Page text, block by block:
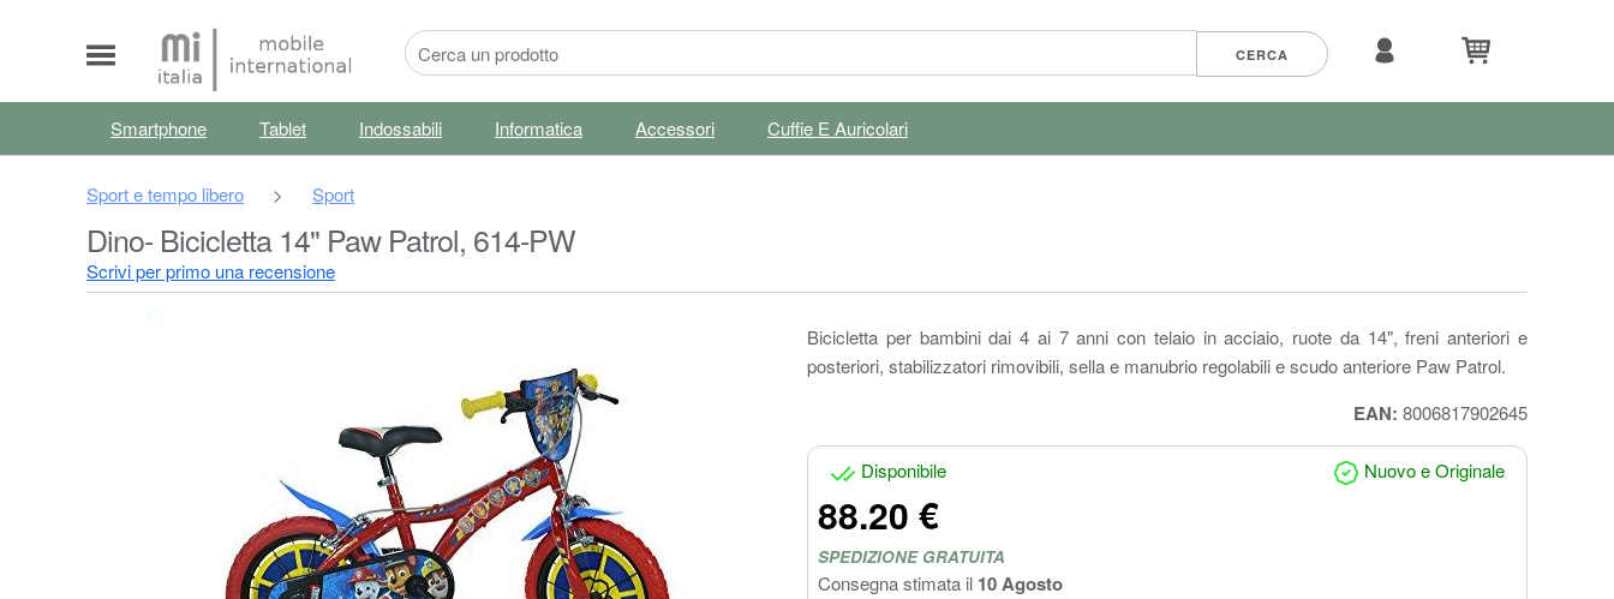
Smartphone Tablet Indossabili Informatica Accessori Cuffie E Auricolari
Sport e tempo libero > Sport
Dino- Bicicletta 14" Paw Patrol, 614-PW
Scrivi per primo una recensione
Bicicletta per bambini dai 4 ai 7 anni con telaio in acciaio, ruote da 14", freni anteriori e
posteriori, stabilizzatori rimovibili, sella e manubrio regolabili e scudo anteriore Paw Patrol.
EAN: 8006817902645
Disponibile Nuovo e Originale
88.20 €
SPEDIZIONE GRATUITA
Consegna stimata il 10 Agosto